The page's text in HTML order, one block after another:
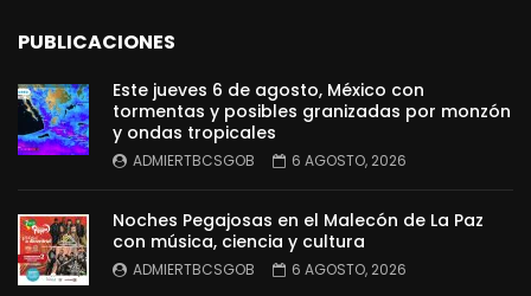
PUBLICACIONES
Este jueves 6 de agosto, México con
tormentas y posibles granizadas por monzón
y ondas tropicales
ADMIERTBCSGOB 6 AGOSTO, 2026
Noches Pegajosas en el Malecón de La Paz
con música, ciencia y cultura
ADMIERTBCSGOB 6 AGOSTO, 2026